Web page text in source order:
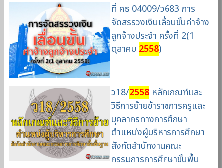
ที่ ศธ 04009/ว683 การ
จัดสรรวงเงินเลื่อนขั้นค่าจ้าง
ลูกจ้างประจำ ครั้งที่ 2(1
ตุลาคม 2558)
ว18/2558หลักเกณฑ์และ
วิธีการย้ายข้าราชการครูและ
บุคลากรทางการศึกษา
ตำแหน่งผู้บริหารการศึกษา
สังกัดสำนักงานคณะ
กรรมการการศึกษาขั้นพื้น